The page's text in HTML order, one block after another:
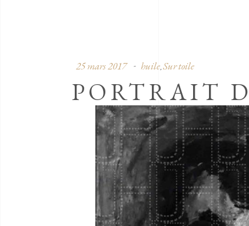
25 mars 2017 huile, Sur toile
PORTRAIT